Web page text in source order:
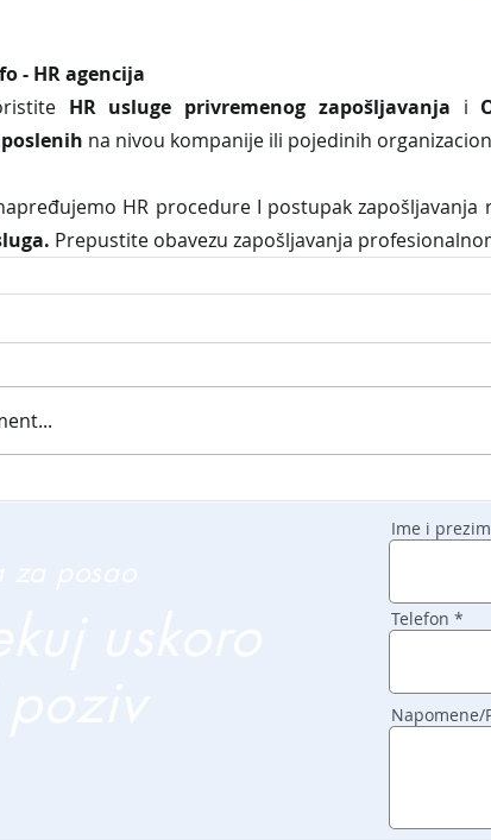
- HR agencija
HR usluge privremenog zapošljavanja i
na nivou kompanije ili pojedinih
HR procedure I postupak zapošljavanja
Prepustite obavezu zapošljavanja
Ime i
Telefon
Napomene/